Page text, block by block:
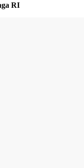
RI